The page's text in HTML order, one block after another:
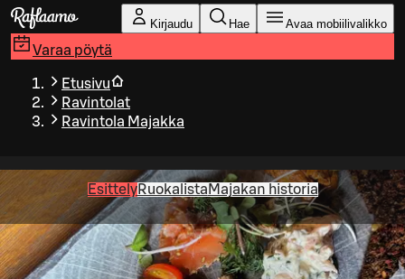
Siirry pääsisältöön
Kirjaudu Hae Avaa mobiilivalikko
Varaa pöytä
Etusivu
Ravintolat
Ravintola Majakka
EsittelyRuokalista Majakan historia